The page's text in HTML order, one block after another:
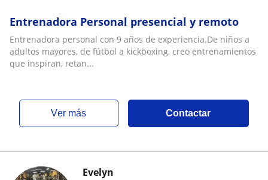
Entrenadora Personal presencial y remoto
Entrenadora personal con 9 años de experiencia.De niños a
adultos mayores, de fútbol a kickboxing, creo entrenamientos
que inspiran, retan...
ver más Contactar
Evelyn